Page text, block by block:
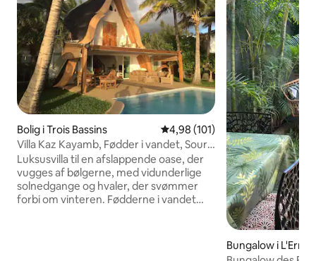
Bolig i Trois Bassins 4,98 ud af 5 i gennemsnitlig
4,98 (101)
Villa Kaz Kayamb, Fødder i vandet, Souris
Blanche
Luksusvilla til en afslappende oase, der
vugges af bølgerne, med vidunderlige
solnedgange og hvaler, der svømmer
forbi om vinteren. Fødderne i vandet
Bungalow i